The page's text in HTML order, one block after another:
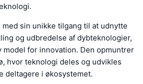
sin unikke tilgang til at udnytte
og udbredelse af dybteknologier,
for innovation. Den opmuntrer
hvor teknologi deles og udvikles
deltagere i økosystemet.